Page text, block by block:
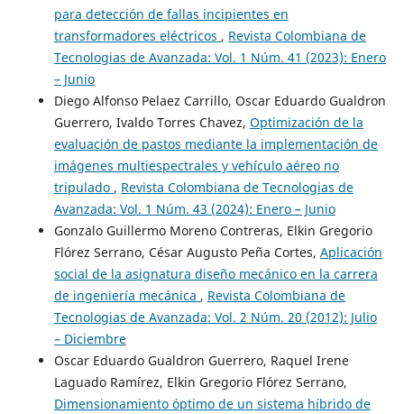
para detección de fallas incipientes en
transformadores eléctricos , Revista Colombiana de
Tecnologias de Avanzada: Vol. 1 Núm. 41 (2023): Enero
– Junio
Diego Alfonso Pelaez Carrillo, Oscar Eduardo Gualdron
Guerrero, Ivaldo Torres Chavez, Optimización de la
evaluación de pastos mediante la implementación de
imágenes multiespectrales y vehículo aéreo no
tripulado , Revista Colombiana de Tecnologias de
Avanzada: Vol. 1 Núm. 43 (2024): Enero – Junio
Gonzalo Guillermo Moreno Contreras, Elkin Gregorio
Flórez Serrano, César Augusto Peña Cortes, Aplicación
social de la asignatura diseño mecánico en la carrera
de ingeniería mecánica , Revista Colombiana de
Tecnologias de Avanzada: Vol. 2 Núm. 20 (2012): Julio
– Diciembre
Oscar Eduardo Gualdron Guerrero, Raquel Irene
Laguado Ramírez, Elkin Gregorio Flórez Serrano,
Dimensionamiento óptimo de un sistema híbrido de